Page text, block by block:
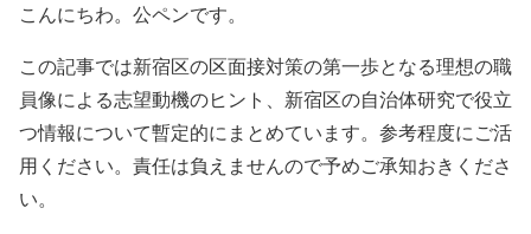
こんにちわ。公ペンです。
この記事では新宿区の区面接対策の第一歩となる理想の職
員像による志望動機のヒント、新宿区の自治体研究で役立
つ情報について暫定的にまとめています。参考程度にご活
用ください。責任は負えませんので予めご承知おきくださ
い。